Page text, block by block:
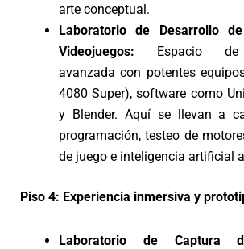
arte conceptual.
Laboratorio de Desarrollo
Videojuegos: Espacio de
avanzada con potentes
4080 Super), software como
y Blender. Aquí se llevan a
programación, testeo de
de juego e inteligencia artificial
Piso 4: Experiencia inmersiva y
Laboratorio de Captura